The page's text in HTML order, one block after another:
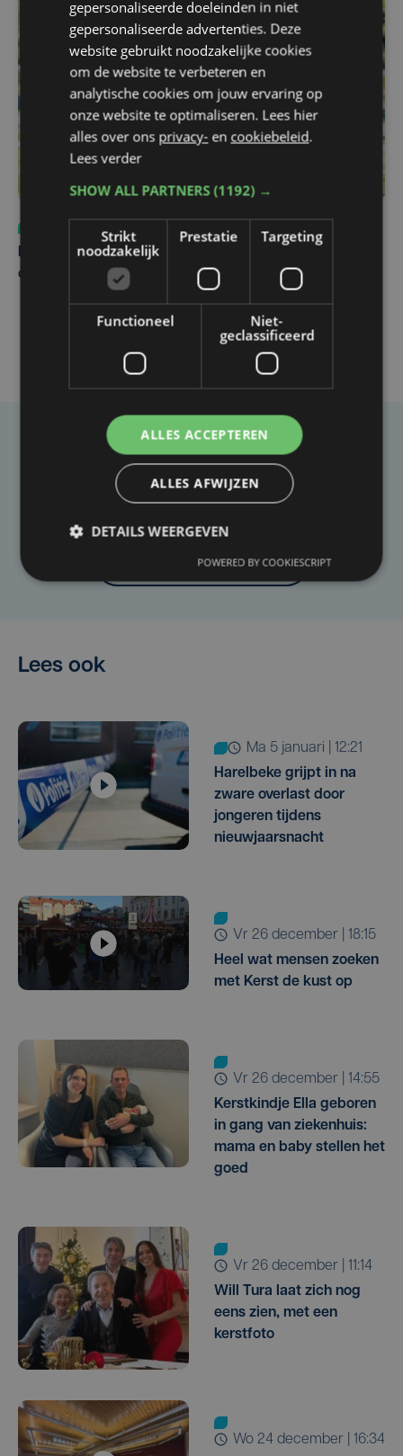
vr 31 juli | 12:46
Net voor kraker tegen Essevee: match van KV Kortrijk
op Anderlecht uitgesteld door Europees voetbal
Taalfout opgemerkt?
Heb je een taal- of schrijffout opgemerkt in dit
artikel?
Laat het ons weten
Lees ook
ma 5 januari | 12:21
Harelbeke grijpt in na
zware overlast door
jongeren tijdens
nieuwjaarsnacht
vr 26 december | 18:15
Heel wat mensen zoeken
met Kerst de kust op
vr 26 december | 14:55
Kerstkindje Ella geboren
in gang van ziekenhuis:
mama en baby stellen het
goed
vr 26 december | 11:14
Will Tura laat zich nog
eens zien, met een
kerstfoto
wo 24 december | 16:34
gepersonaliseerde doeleinden in niet
gepersonaliseerde advertenties. Deze
website gebruikt noodzakelijke cookies
om de website te verbeteren en
analytische cookies om jouw ervaring op
onze website te optimaliseren. Lees hier
alles over ons privacy- en cookiebeleid.
Lees verder
SHOW ALL PARTNERS(1192) →
Strikt
noodzakelijk
Prestatie Targeting
Functioneel
Niet-
geclassificeerd
ALLES ACCEPTEREN
ALLES AFWIJZEN
DETAILS WEERGEVEN
POWERED BY COOKIESCRIPT